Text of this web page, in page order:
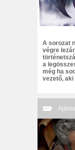
A sorozat
végre
a
még ha
vezető,